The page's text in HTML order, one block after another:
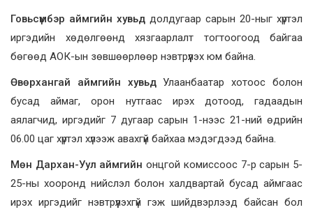
Говьсүмбэр аймгийн хувьд долдугаар сарын 20-ныг хүртэл
иргэдийн хөдөлгөөнд хязгаарлалт тогтоогоод байгаа
бөгөөд АОК-ын зөвшөөрлөөр нэвтрүүлэх юм байна.
Өвөрхангай аймгийн хувьдУлаанбаатар хотоос болон
бусад аймаг, орон нутгаас ирэх дотоод, гадаадын
аялагчид, иргэдийг 7 дугаар сарын 1-нээс 21-ний өдрийн
06.00 цаг хүртэл хүлээж авахгүй байхаа мэдэгдээд байна.
Мөн Дархан-Уул аймгийн онцгой комиссоос 7-р сарын 5-
25-ны хооронд нийслэл болон халдвартай бусад аймгаас
ирэх иргэдийг нэвтрүүлэхгүй гэж шийдвэрлээд байсан бол